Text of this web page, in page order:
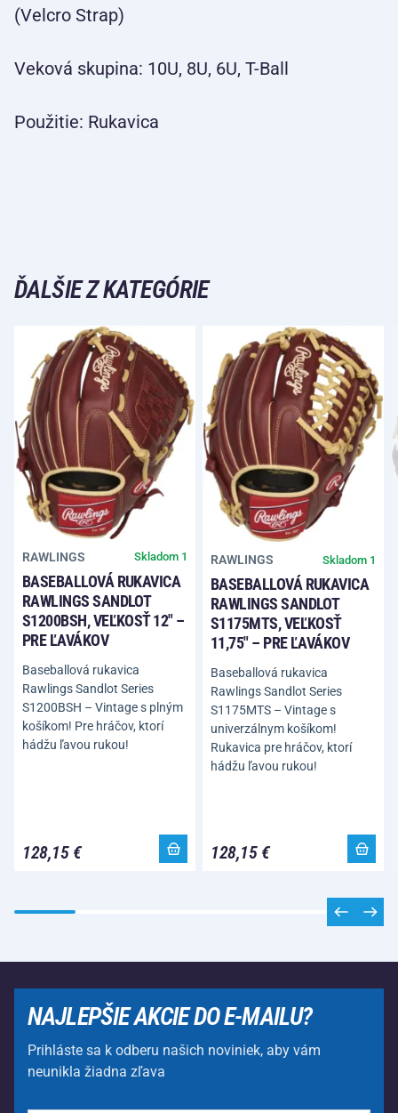
(Velcro Strap)
Veková skupina: 10U, 8U, 6U, T-Ball
Použitie: Rukavica
ĎALŠIE Z KATEGÓRIE
RAWLINGS Skladom 1
BASEBALLOVÁ RUKAVICA
RAWLINGS SANDLOT
S1200BSH, VEĽKOSŤ 12" –
PRE ĽAVÁKOV
Baseballová rukavica
Rawlings Sandlot Series
S1200BSH – Vintage s plným
košíkom! Pre hráčov, ktorí
hádžu ľavou rukou!
128,15 €
RAWLINGS Skladom 1
BASEBALLOVÁ RUKAVICA
RAWLINGS SANDLOT
S1175MTS, VEĽKOSŤ
11,75" – PRE ĽAVÁKOV
Baseballová rukavica
Rawlings Sandlot Series
S1175MTS – Vintage s
univerzálnym košíkom!
Rukavica pre hráčov, ktorí
hádžu ľavou rukou!
128,15 €
NAJLEPŠIE AKCIE DO E-MAILU?
Prihláste sa k odberu našich noviniek, aby vám
neunikla žiadna zľava